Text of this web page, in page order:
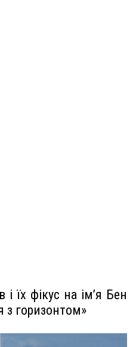
їх фікус на ім’я Бен
з горизонтом»